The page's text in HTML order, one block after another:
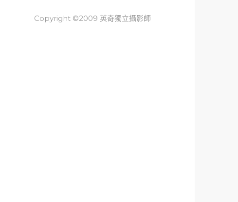
Copyright ©2009 英奇獨立攝影師